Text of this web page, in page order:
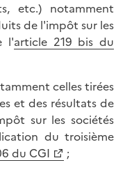
etc.) notamment
de l'impôt sur les
l'article 219 bis du
celles tirées
et des résultats de
sur les sociétés
du troisième
du CGI
;